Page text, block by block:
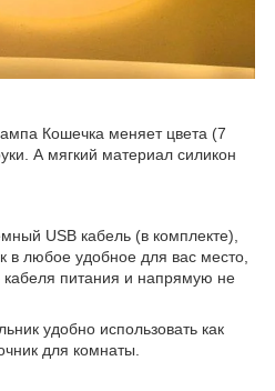
Кошечка меняет цвета (7
А мягкий материал силикон
USB кабель (в комплекте),
в любое удобное для вас место,
кабеля питания и напрямую не
удобно использовать как
для комнаты.